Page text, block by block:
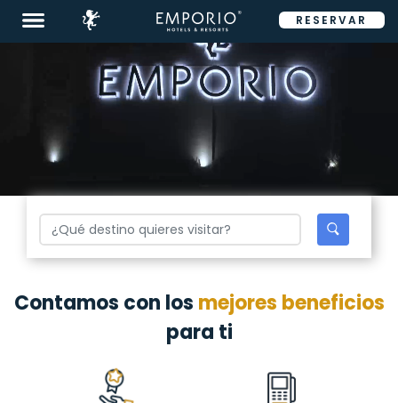
Destinos
Habitaciones
&
ENG
RESERVAR
Contamos con los mejores beneficios
para ti